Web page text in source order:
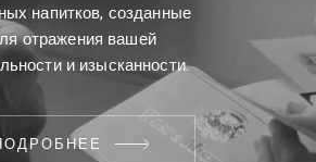
напитков, созданные
отражения вашей
и изысканности.